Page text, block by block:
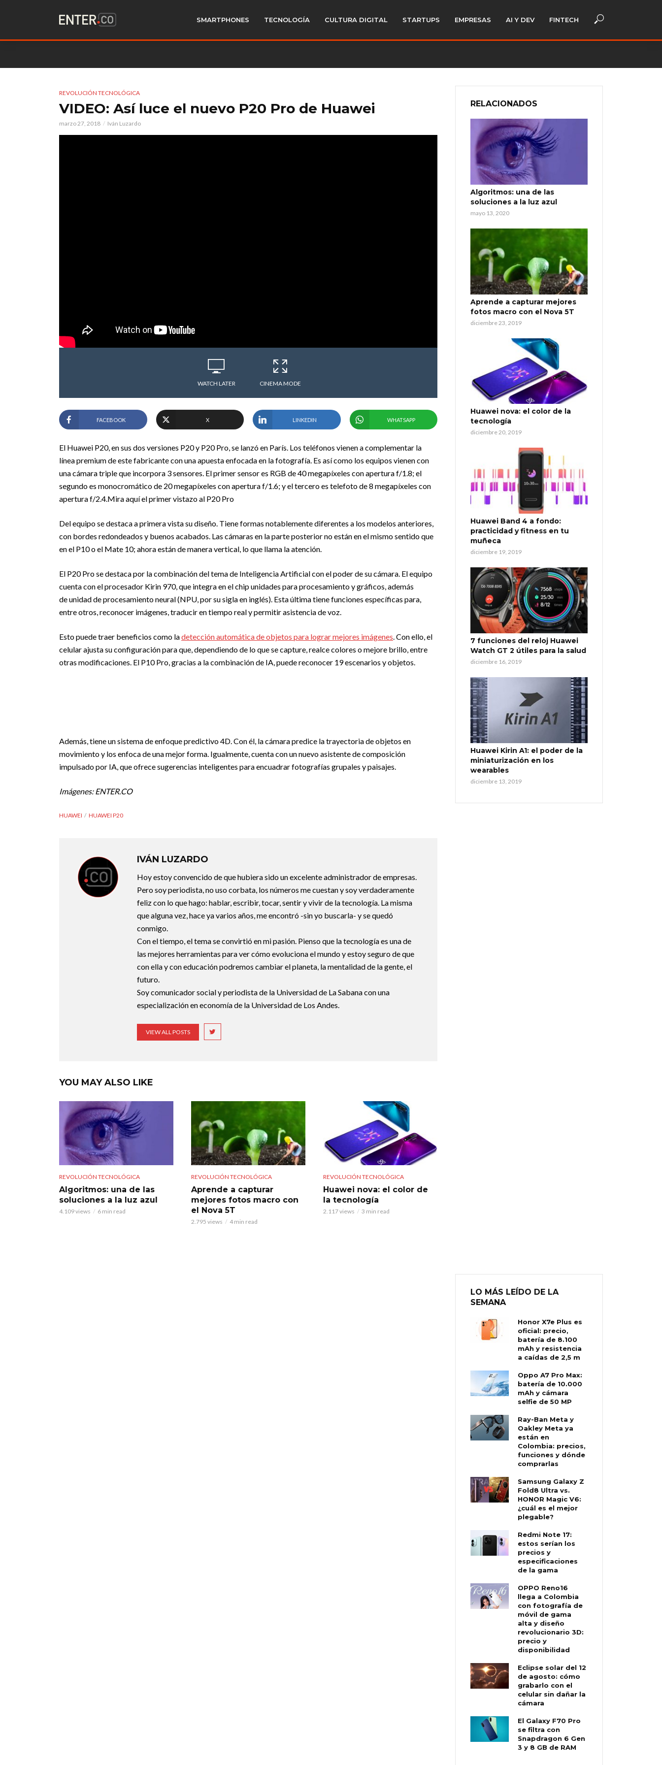
SMARTPHONES TECNOLOGÍA CULTURA DIGITAL STARTUPS EMPRESAS AI Y DEV FINTECH
REVOLUCIÓN TECNOLÓGICA
VIDEO: Así luce el nuevo P20 Pro de Huawei
marzo 27, 2018 Iván Luzardo
WATCH LATER CINEMA MODE
FACEBOOK X LINKEDIN WHATSAPP
El Huawei P20, en sus dos versiones P20 y P20 Pro, se lanzó en París. Los teléfonos vienen a complementar la
línea premium de este fabricante con una apuesta enfocada en la fotografía. Es así como los equipos vienen con
una cámara triple que incorpora 3 sensores. El primer sensor es RGB de 40 megapíxeles con apertura f/1.8; el
segundo es monocromático de 20 megapíxeles con apertura f/1.6; y el tercero es telefoto de 8 megapíxeles con
apertura f/2.4.Mira aquí el primer vistazo al P20 Pro
Del equipo se destaca a primera vista su diseño. Tiene formas notablemente diferentes a los modelos anteriores,
con bordes redondeados y buenos acabados. Las cámaras en la parte posterior no están en el mismo sentido que
en el P10 o el Mate 10; ahora están de manera vertical, lo que llama la atención.
El P20 Pro se destaca por la combinación del tema de Inteligencia Artificial con el poder de su cámara. El equipo
cuenta con el procesador Kirin 970, que integra en el chip unidades para procesamiento y gráficos, además
de unidad de procesamiento neural (NPU, por su sigla en inglés). Esta última tiene funciones específicas para,
entre otros, reconocer imágenes, traducir en tiempo real y permitir asistencia de voz.
Esto puede traer beneficios como ladetección automática de objetos para lograr mejores imágenes. Con ello, el
celular ajusta su configuración para que, dependiendo de lo que se capture, realce colores o mejore brillo, entre
otras modificaciones. El P10 Pro, gracias a la combinación de IA, puede reconocer 19 escenarios y objetos.
Además, tiene un sistema de enfoque predictivo 4D. Con él, la cámara predice la trayectoria de objetos en
movimiento y los enfoca de una mejor forma. Igualmente, cuenta con un nuevo asistente de composición
impulsado por IA, que ofrece sugerencias inteligentes para encuadrar fotografías grupales y paisajes.
Imágenes: ENTER.CO
HUAWEI HUAWEI P20
IVÁN LUZARDO
Hoy estoy convencido de que hubiera sido un excelente administrador de empresas.
Pero soy periodista, no uso corbata, los números me cuestan y soy verdaderamente
feliz con lo que hago: hablar, escribir, tocar, sentir y vivir de la tecnología. La misma
que alguna vez, hace ya varios años, me encontró -sin yo buscarla- y se quedó
conmigo.
Con el tiempo, el tema se convirtió en mi pasión. Pienso que la tecnología es una de
las mejores herramientas para ver cómo evoluciona el mundo y estoy seguro de que
con ella y con educación podremos cambiar el planeta, la mentalidad de la gente, el
futuro.
Soy comunicador social y periodista de la Universidad de La Sabana con una
especialización en economía de la Universidad de Los Andes.
VIEW ALL POSTS
YOU MAY ALSO LIKE
REVOLUCIÓN TECNOLÓGICA
Algoritmos: una de las
soluciones a la luz azul
4.109 views 6 min read
REVOLUCIÓN TECNOLÓGICA
Aprende a capturar
mejores fotos macro con
el Nova 5T
2.795 views 4 min read
REVOLUCIÓN TECNOLÓGICA
Huawei nova: el color de
la tecnología
2.117 views 3 min read
RELACIONADOS
Algoritmos: una de las
soluciones a la luz azul
mayo 13, 2020
Aprende a capturar mejores
fotos macro con el Nova 5T
diciembre 23, 2019
Huawei nova: el color de la
tecnología
diciembre 20, 2019
Huawei Band 4 a fondo:
practicidad y fitness en tu
muñeca
diciembre 19, 2019
7 funciones del reloj Huawei
Watch GT 2 útiles para la salud
diciembre 16, 2019
Huawei Kirin A1: el poder de la
miniaturización en los
wearables
diciembre 13, 2019
LO MÁS LEÍDO DE LA
SEMANA
Honor X7e Plus es
oficial: precio,
batería de 8.100
mAh y resistencia
a caídas de 2,5 m
Oppo A7 Pro Max:
batería de 10.000
mAh y cámara
selfie de 50 MP
Ray-Ban Meta y
Oakley Meta ya
están en
Colombia: precios,
funciones y dónde
comprarlas
Samsung Galaxy Z
Fold8 Ultra vs.
HONOR Magic V6:
¿cuál es el mejor
plegable?
Redmi Note 17:
estos serían los
precios y
especificaciones
de la gama
OPPO Reno16
llega a Colombia
con fotografía de
móvil de gama
alta y diseño
revolucionario 3D:
precio y
disponibilidad
Eclipse solar del 12
de agosto: cómo
grabarlo con el
celular sin dañar la
cámara
El Galaxy F70 Pro
se filtra con
Snapdragon 6 Gen
3 y 8 GB de RAM